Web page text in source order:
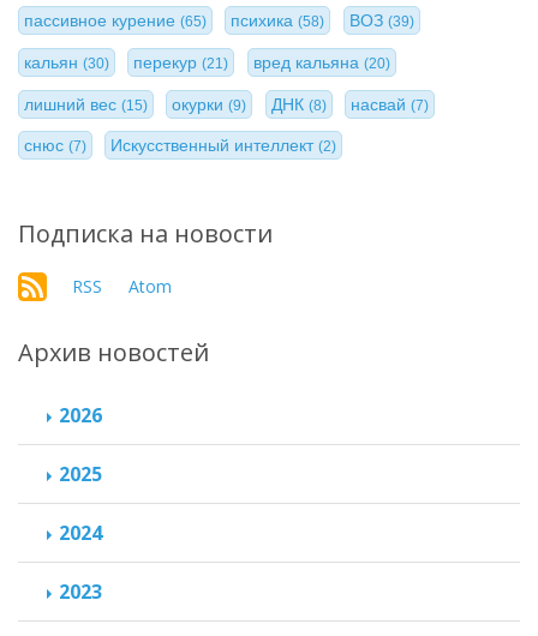
пассивное курение (65) психика(58) ВОЗ (39)
кальян (30) перекур(21) вред кальяна (20)
лишний вес (15) окурки(9) ДНК (8) насвай(7)
снюс (7) Искусственный интеллект(2)
Подписка на новости
RSS Atom
Архив новостей
2026
2025
2024
2023